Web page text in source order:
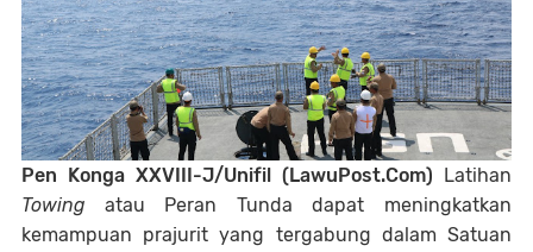
Pen Konga XXVIII-J/Unifil (LawuPost.Com)
Latihan
Towing atau Peran Tunda dapat meningkatkan
kemampuan prajurit yang tergabung dalam Satuan